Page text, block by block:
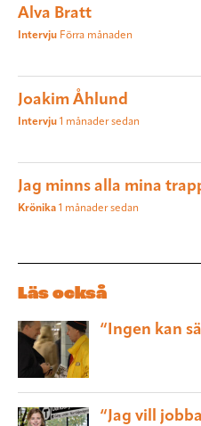
Alva Bratt
Intervju Förra månaden
Joakim Åhlund
Intervju 1 månader sedan
Jag minns alla mina
Krönika 1 månader sedan
Läs också
“Ingen kan
“Jag vill